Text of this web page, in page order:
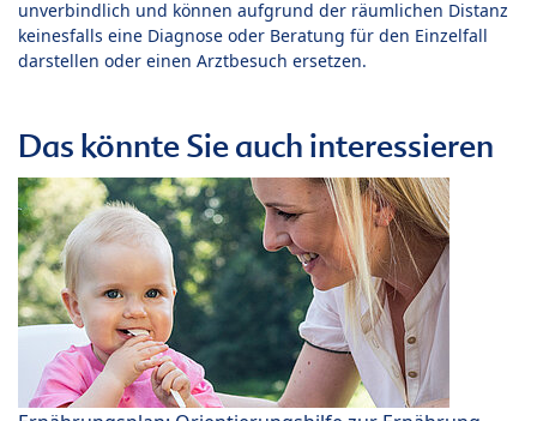
unverbindlich und können aufgrund der räumlichen Distanz
keinesfalls eine Diagnose oder Beratung für den Einzelfall
darstellen oder einen Arztbesuch ersetzen.
Das könnte Sie auch interessieren